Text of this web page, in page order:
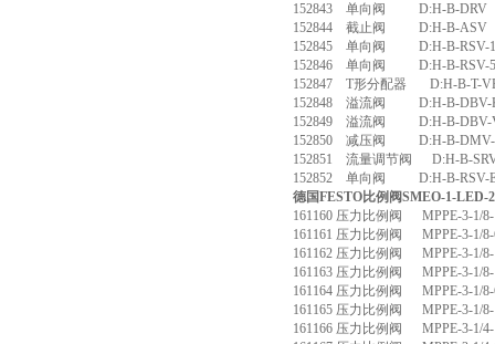
152843 单向阀 D:H-B-DRV
152844 截止阀 D:H-B-ASV
152845 单向阀 D:H-B-RSV-
152846 单向阀 D:H-B-RSV-
152847 T形分配器 D:H-B-T-
152848 溢流阀 D:H-B-DBV-
152849 溢流阀 D:H-B-DBV-
152850 减压阀 D:H-B-
152851 流量调节阀 D:H-B-
152852 单向阀 D:H-B-RSV-
德国FESTO比例阀SMEO-1-LED-
161160 压力比例阀 MPPE-3-1/8-
161161 压力比例阀 MPPE-3-1/8-
161162 压力比例阀 MPPE-3-1/8-
161163 压力比例阀 MPPE-3-1/8-
161164 压力比例阀 MPPE-3-1/8-
161165 压力比例阀 MPPE-3-1/8-
161166 压力比例阀 MPPE-3-1/4-